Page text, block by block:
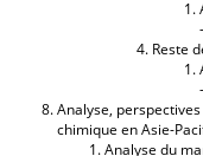
Reste
Analyse,
chimique en Asie-
Analyse du